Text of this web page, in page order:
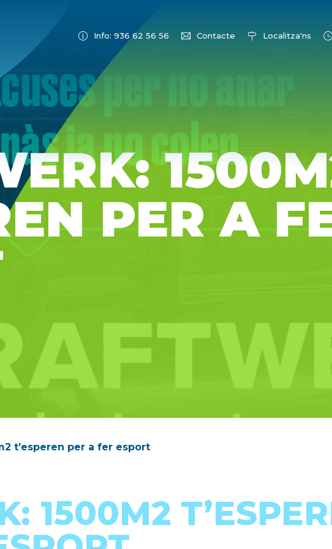
Info: 936 62 56 56 Contacte Localitza'ns
PER A
t’esperen per a fer esport
1500M2